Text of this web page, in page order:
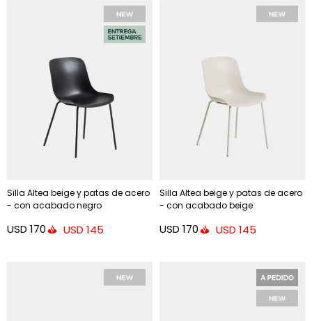
Silla Altea beige y patas de acero
- con acabado negro
USD 170 USD 145
Silla Altea beige y patas de acero
- con acabado beige
USD 170 USD 145